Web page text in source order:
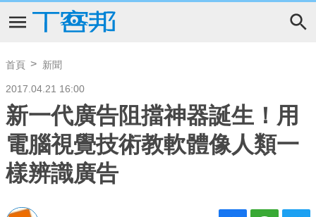
首頁 新聞
2017.04.21 16:00
新一代廣告阻擋神器誕生！用
電腦視覺技術教軟體像人類一
樣辨識廣告